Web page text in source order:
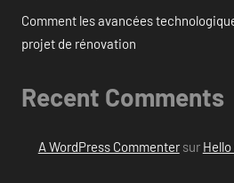
Comment les avancées
projet de rénovation
Recent Comments
A WordPress Commentersur